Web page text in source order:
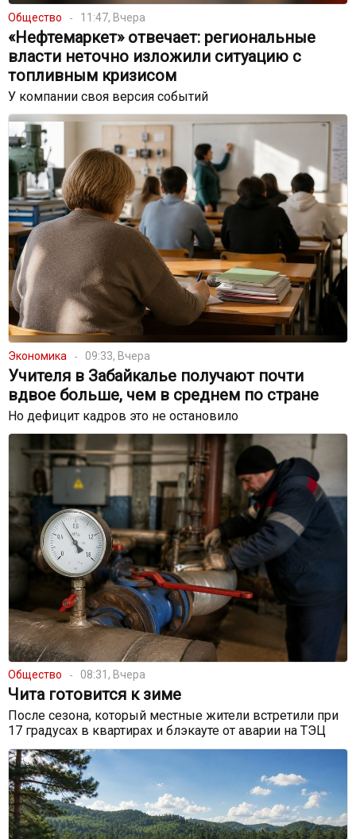
Общество 11:47, Вчера
«Нефтемаркет» отвечает: региональные
власти неточно изложили ситуацию с
топливным кризисом
У компании своя версия событий
Экономика 09:33, Вчера
Учителя в Забайкалье получают почти
вдвое больше, чем в среднем по стране
Но дефицит кадров это не остановило
Общество 08:31, Вчера
Чита готовится к зиме
После сезона, который местные жители встретили при
17 градусах в квартирах и блэкауте от аварии на ТЭЦ